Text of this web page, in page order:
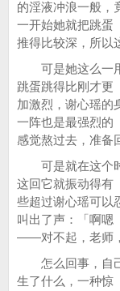
的淫液冲浪一般，
一开始她就把跳蛋
推得比较深，所以
可是她这么一用
跳蛋跳得比刚才更
加激烈，谢心瑶的
一阵也是最强烈的
感觉熬过去，准备
可是就在这个时
这回它就振动得有
些超过谢心瑶可以
叫出了声：「啊嗯
——对不起，老师
怎么回事，自己
生了什么，一种惊